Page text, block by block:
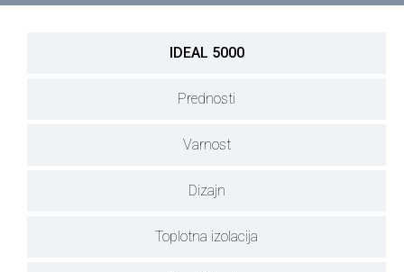
IDEAL 5000
Prednosti
Varnost
Dizajn
Toplotna izolacija